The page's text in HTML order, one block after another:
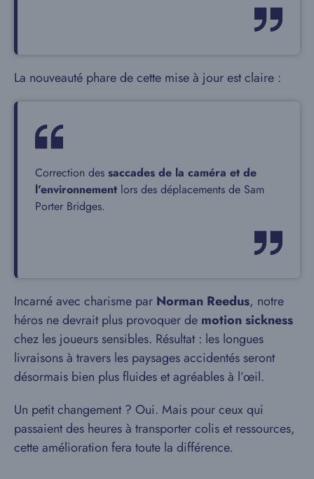
La nouveauté phare de cette mise à jour est claire :
Correction des saccades de la caméra et de
l’environnement lors des déplacements de Sam
Porter Bridges.
Incarné avec charisme par Norman Reedus, notre
héros ne devrait plus provoquer de motion sickness
chez les joueurs sensibles. Résultat : les longues
livraisons à travers les paysages accidentés seront
désormais bien plus fluides et agréables à l’œil.
Un petit changement ? Oui. Mais pour ceux qui
passaient des heures à transporter colis et ressources,
cette amélioration fera toute la différence.